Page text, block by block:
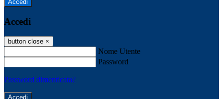
Accedi
Accedi
button close ×
Nome Utente
Password
Password dimenticata?